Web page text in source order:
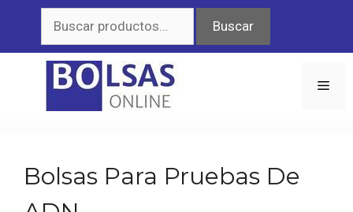
contenido
por:
Buscar
Bolsas Para Pruebas De